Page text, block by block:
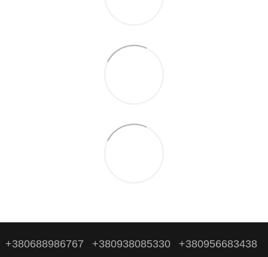
+380688986767 +380938085330 +380956683438